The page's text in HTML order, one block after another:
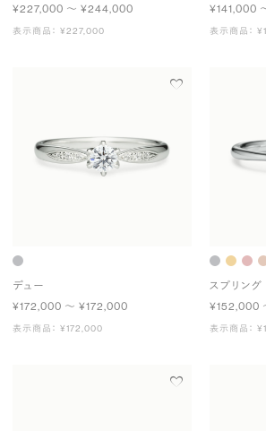
¥227,000 〜 ¥244,000
表示商品： ¥227,000
¥141,000
表示商品：
デュー
¥172,000 〜 ¥172,000
表示商品： ¥172,000
スプリング
¥152,000
表示商品：